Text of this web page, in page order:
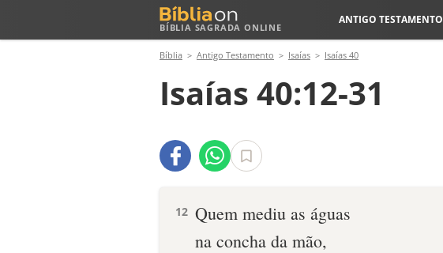
BÍBLIA SAGRADA ONLINE
ANTIGO TESTAMENTO
Bíblia Antigo Testamento Isaías Isaías 40
Isaías 40:12-31
12 Quem mediu as águas
na concha da mão,